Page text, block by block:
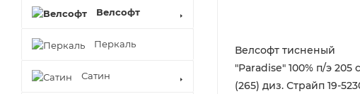
Велсофт тисненый
"Paradise" 100% п/э 205
(265) диз. Страйп 19-
Велсофт
Перкаль
Сатин